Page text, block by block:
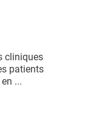
cliniques
patients
...